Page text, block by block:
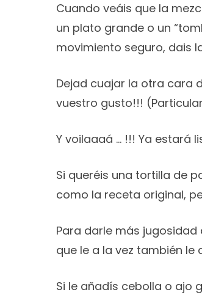
Cuando veáis que la
un plato grande o un
movimiento seguro, dais
Dejad cuajar la otra cara
vuestro gusto!!!
Y voilaaaá … !!! Ya estará
Si queréis una tortilla de
como la receta original,
Para darle más
que le a la vez también
Si le añadís cebolla o ajo